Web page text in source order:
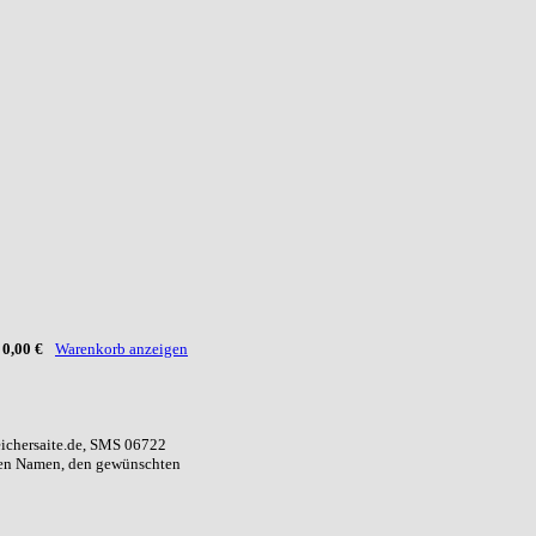
0,00 € Warenkorb anzeigen
SMS 06722
Namen, den gewünschten